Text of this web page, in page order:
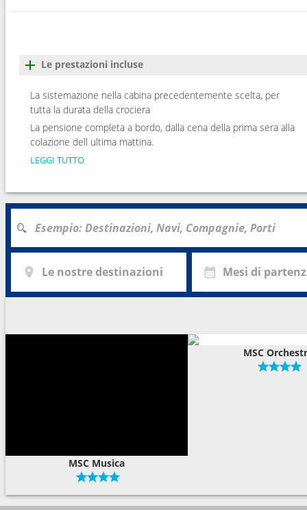
Le prestazioni incluse
La sistemazione nella cabina precedentemente scelta, per
tutta la durata della crociera
La pensione completa a bordo, dalla cena della prima sera alla
colazione dell ultima mattina.
LEGGI TUTTO
Le nostre destinazioni Mesi di
MSC Musica
MSC